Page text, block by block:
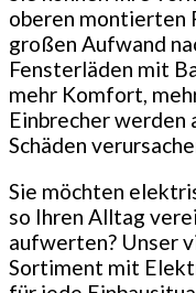
oberen montierten
großen Aufwand
Fensterläden mit
mehr Komfort,
Einbrecher werden
Schäden
Sie möchten
so Ihren Alltag
aufwerten? Unser
Sortiment mit